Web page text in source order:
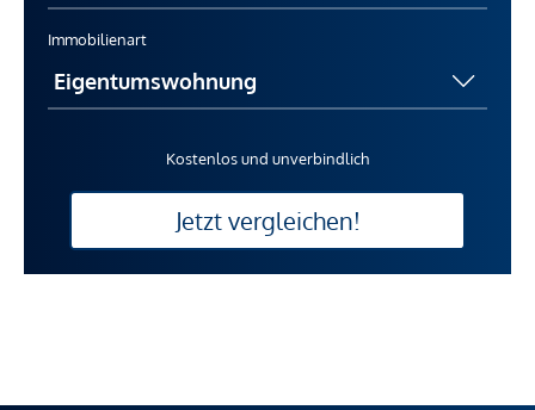
Immobilienart
Kostenlos und unverbindlich
Jetzt vergleichen!